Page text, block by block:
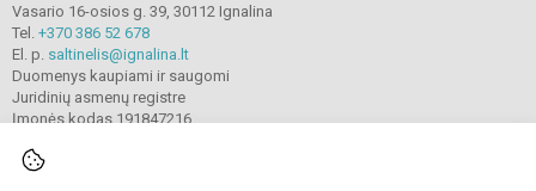
Vasario 16-osios g. 39, 30112 Ignalina
Tel. +370 386 52 678
El. p. saltinelis@ignalina.lt
Duomenys kaupiami ir saugomi
Juridinių asmenų registre
Įmonės kodas 191847216